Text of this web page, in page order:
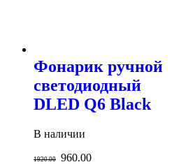
Фонарик ручной
светодиодный
DLED Q6 Black
В наличии
1920.00 960.00